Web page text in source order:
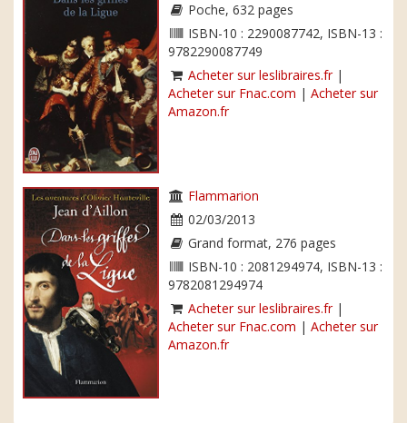
Poche, 632 pages
ISBN-10 : 2290087742, ISBN-13 :
9782290087749
Acheter sur leslibraires.fr|
Acheter sur Fnac.com | Acheter sur
Amazon.fr
Flammarion
02/03/2013
Grand format, 276 pages
ISBN-10 : 2081294974, ISBN-13 :
9782081294974
Acheter sur leslibraires.fr|
Acheter sur Fnac.com | Acheter sur
Amazon.fr